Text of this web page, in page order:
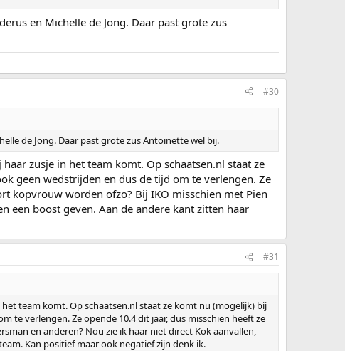
en Michelle de Jong. Daar past grote zus
#30
de Jong. Daar past grote zus Antoinette wel bij.
zusje in het team komt. Op schaatsen.nl staat ze
geen wedstrijden en dus de tijd om te verlengen. Ze
kopvrouw worden ofzo? Bij IKO misschien met Pien
een boost geven. Aan de andere kant zitten haar
#31
team komt. Op schaatsen.nl staat ze komt nu (mogelijk) bij
te verlengen. Ze opende 10.4 dit jaar, dus misschien heeft ze
en anderen? Nou zie ik haar niet direct Kok aanvallen,
Kan positief maar ook negatief zijn denk ik.